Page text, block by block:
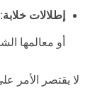
إطلالات خلابة
أو معالمها
لا يقتصر الأمر